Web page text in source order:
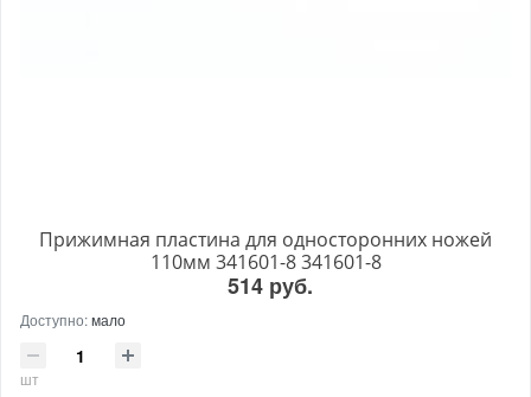
Прижимная пластина для односторонних ножей
110мм 341601-8 341601-8
514 руб.
Доступно:мало
шт